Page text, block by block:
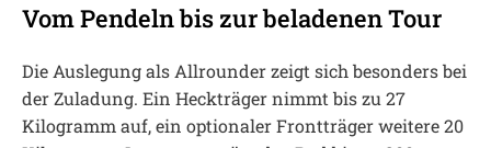
Vom Pendeln bis zur beladenen Tour
Die Auslegung als Allrounder zeigt sich besonders bei
der Zuladung. Ein Heckträger nimmt bis zu 27
Kilogramm auf, ein optionaler Frontträger weitere 20